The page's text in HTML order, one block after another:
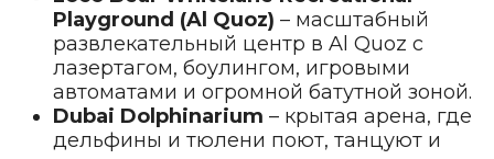
Playground (Al Quoz) – масштабный
развлекательный центр в Al Quoz с
лазертагом, боулингом, игровыми
автоматами и огромной батутной зоной.
Dubai Dolphinarium – крытая арена, где
дельфины и тюлени поют, танцуют и